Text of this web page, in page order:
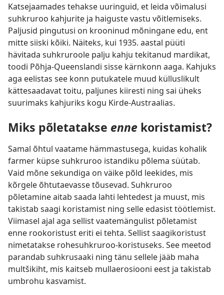
Katsejaamades tehakse uuringuid, et leida võimalusi
suhkruroo kahjurite ja haiguste vastu võitlemiseks.
Paljusid pingutusi on krooninud mõningane edu, ent
mitte siiski kõiki. Näiteks, kui 1935. aastal püüti
hävitada suhkruroole palju kahju tekitanud mardikat,
toodi Põhja-Queenslandi sisse kärnkonn aaga. Kahjuks
aga eelistas see konn putukatele muud külluslikult
kättesaadavat toitu, paljunes kiiresti ning sai üheks
suurimaks kahjuriks kogu Kirde-Austraalias.
Miks põletatakse enne koristamist?
Samal õhtul vaatame hämmastusega, kuidas kohalik
farmer küpse suhkruroo istandiku põlema süütab.
Vaid mõne sekundiga on väike põld leekides, mis
kõrgele õhtutaevasse tõusevad. Suhkruroo
põletamine aitab saada lahti lehtedest ja muust, mis
takistab saagi koristamist ning selle edasist töötlemist.
Viimasel ajal aga sellist vaatemängulist põletamist
enne rookoristust eriti ei tehta. Sellist saagikoristust
nimetatakse rohesuhkruroo-koristuseks. See meetod
parandab suhkrusaaki ning tänu sellele jääb maha
multšikiht, mis kaitseb mullaerosiooni eest ja takistab
umbrohu kasvamist.